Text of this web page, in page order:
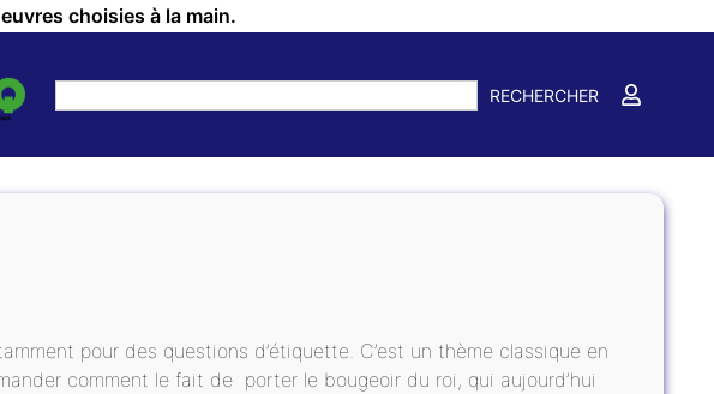
choisies à la main.
RECHERCHER
pour des questions d’étiquette. C’est un thème classique en
comment le fait de porter le bougeoir du roi, qui aujourd’hui